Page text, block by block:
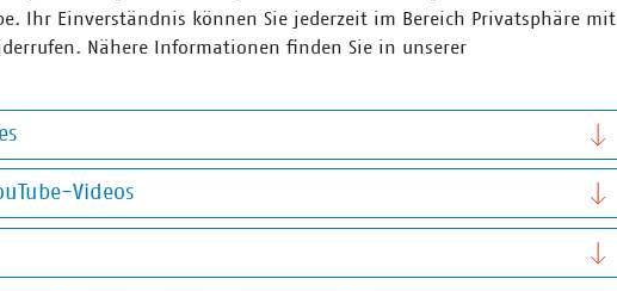
Ihr Einverständnis können Sie jederzeit im Bereich Privatsphäre mit
Nähere Informationen finden Sie in unserer
Videos
Videos